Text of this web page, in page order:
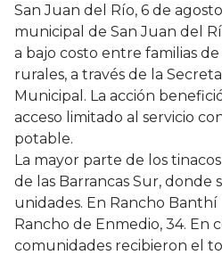
San Juan del Río, 6 de
municipal de San Juan del
a bajo costo entre familias
rurales, a través de la
Municipal. La acción
acceso limitado al servicio
potable.
La mayor parte de los
de las Barrancas Sur, donde
unidades. En Rancho Banthí
Rancho de Enmedio, 34. En
comunidades recibieron el